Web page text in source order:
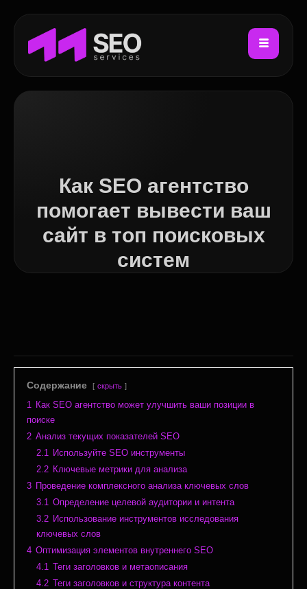
Как SEO агентство
помогает вывести ваш
сайт в топ поисковых
систем
Содержание скрыть
1 Как SEO агентство может улучшить ваши позиции в
поиске
2 Анализ текущих показателей SEO
2.1 Используйте SEO инструменты
2.2 Ключевые метрики для анализа
3
Проведение комплексного анализа ключевых слов
3.1 Определение целевой аудитории и интента
3.2 Использование инструментов исследования
ключевых слов
4 Оптимизация элементов внутреннего SEO
4.1
Теги заголовков и метаописания
4.2
Теги заголовков и структура контента